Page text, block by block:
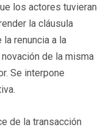
los actores tuvieran
la cláusula
renuncia a la
de la misma
Se interpone
de la transacción